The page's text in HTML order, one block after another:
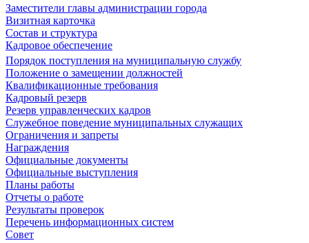
Заместители главы администрации города
Визитная карточка
Состав и структура
Кадровое обеспечение
Порядок поступления на муниципальную службу
Положение о замещении должностей
Квалификационные требования
Кадровый резерв
Резерв управленческих кадров
Служебное поведение муниципальных служащих
Ограничения и запреты
Награждения
Официальные документы
Официальные выступления
Планы работы
Отчеты о работе
Результаты проверок
Перечень информационных систем
Совет